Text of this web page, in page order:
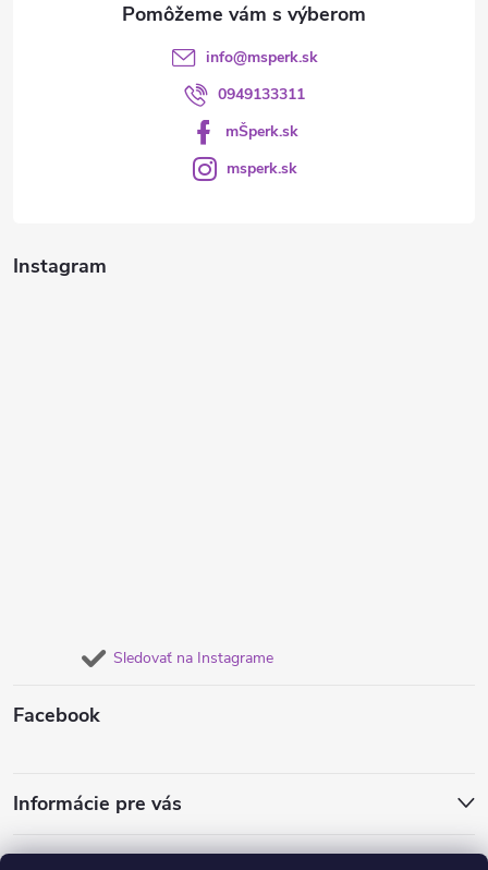
Instagram
Sledovať na Instagrame
info@msperk.sk
0949133311
mŠperk.sk
msperk.sk
Facebook
Informácie pre vás